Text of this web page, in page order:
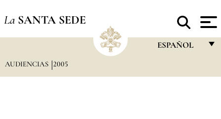
La SANTA SEDE
ESPAÑOL
AUDIENCIAS 2005